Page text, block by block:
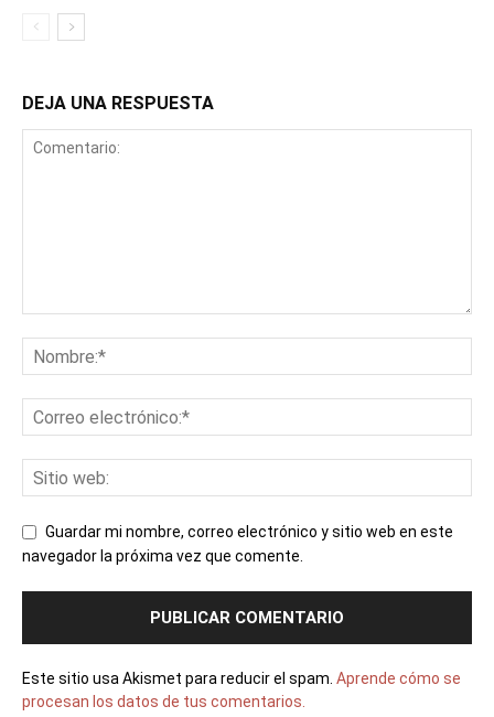
DEJA UNA RESPUESTA
Guardar mi nombre, correo electrónico y sitio web en este
navegador la próxima vez que comente.
Este sitio usa Akismet para reducir el spam. Aprende cómo se
procesan los datos de tus comentarios.